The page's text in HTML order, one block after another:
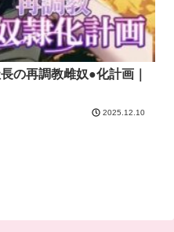
の再調教雌奴●化計画｜
2025.12.10